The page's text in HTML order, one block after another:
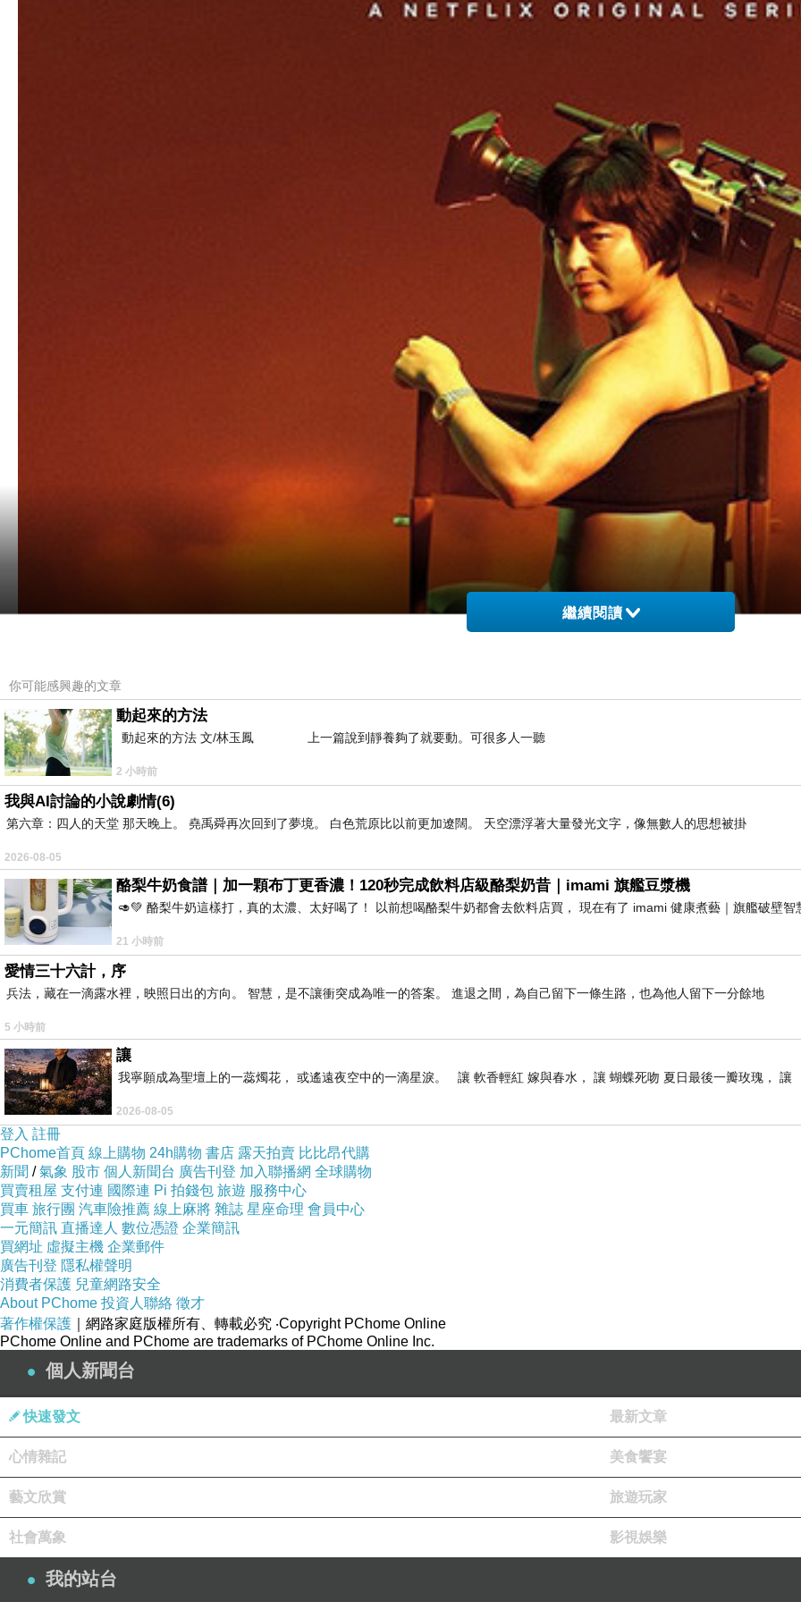
繼續閱讀
你可能感興趣的文章
動起來的方法
動起來的方法 文/林玉鳳 上一篇說到靜養夠了就要動。可很多人一聽
2 小時前
我與AI討論的小說劇情(6)
第六章：四人的天堂 那天晚上。 堯禹舜再次回到了夢境。 白色荒原比以前更加遼闊。 天空漂浮著大量發光文字，像無數人的思想被掛
2026-08-05
酪梨牛奶食譜｜加一顆布丁更香濃！120秒完成飲料店級酪梨奶昔｜imami 旗艦豆漿機
🥑💚 酪梨牛奶這樣打，真的太濃、太好喝了！ 以前想喝酪梨牛奶都會去飲料店買， 現在有了 imami 健康煮藝｜旗艦破壁智
21 小時前
愛情三十六計，序
兵法，藏在一滴露水裡，映照日出的方向。 智慧，是不讓衝突成為唯一的答案。 進退之間，為自己留下一條生路，也為他人留下一分餘地
5 小時前
讓
我寧願成為聖壇上的一蕊燭花， 或遙遠夜空中的一滴星淚。 讓 軟香輕紅 嫁與春水， 讓 蝴蝶死吻 夏日最後一瓣玫瑰， 讓
2026-08-05
登入 註冊
PChome首頁 線上購物 24h購物 書店 露天拍賣 比比昂代購
新聞 /氣象 股市 個人新聞台 廣告刊登 加入聯播網 全球購物
買賣租屋 支付連 國際連 Pi 拍錢包 旅遊 服務中心
買車 旅行團 汽車險推薦 線上麻將 雜誌 星座命理 會員中心
一元簡訊 直播達人 數位憑證 企業簡訊
買網址 虛擬主機 企業郵件
廣告刊登 隱私權聲明
消費者保護 兒童網路安全
About PChome 投資人聯絡 徵才
著作權保護 ｜網路家庭版權所有、轉載必究 ‧Copyright PChome Online
PChome Online and PChome are trademarks of PChome Online Inc.
個人新聞台
快速發文 最新文章
心情雜記 美食饗宴
藝文欣賞 旅遊玩家
社會萬象 影視娛樂
我的站台